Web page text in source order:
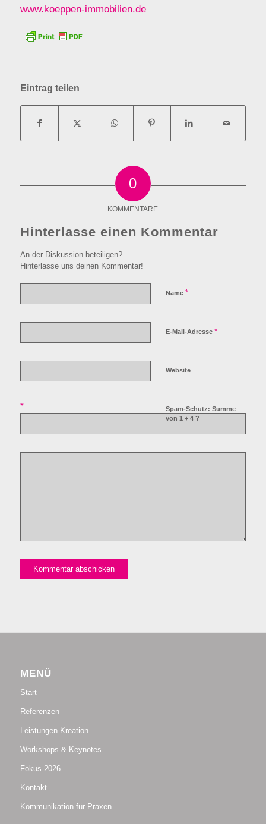
www.koeppen-immobilien.de
Eintrag teilen
0
KOMMENTARE
Hinterlasse einen Kommentar
An der Diskussion beteiligen?
Hinterlasse uns deinen Kommentar!
Name *
E-Mail-Adresse *
Website
Spam-Schutz: Summe
von 1 + 4 ?
*
MENÜ
Start
Referenzen
Leistungen Kreation
Workshops & Keynotes
Fokus 2026
Kontakt
Kommunikation für Praxen